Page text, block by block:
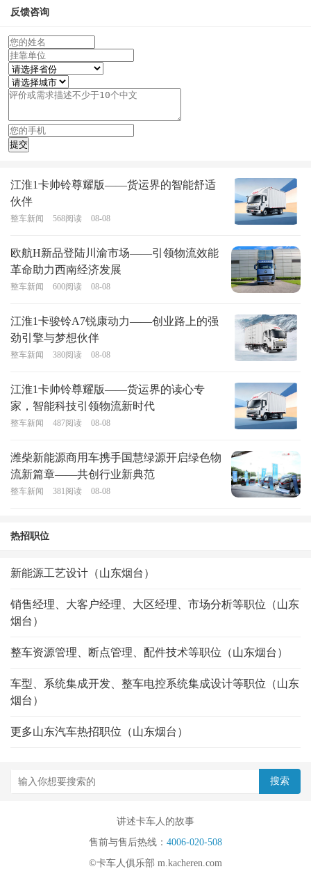
反馈咨询
江淮1卡帅铃尊耀版——货运界的智能舒适
伙伴
整车新闻 568阅读 08-08
欧航H新品登陆川渝市场——引领物流效能
革命助力西南经济发展
整车新闻 600阅读 08-08
江淮1卡骏铃A7锐康动力——创业路上的强
劲引擎与梦想伙伴
整车新闻 380阅读 08-08
江淮1卡帅铃尊耀版——货运界的读心专
家，智能科技引领物流新时代
整车新闻 487阅读 08-08
潍柴新能源商用车携手国慧绿源开启绿色物
流新篇章——共创行业新典范
整车新闻 381阅读 08-08
热招职位
新能源工艺设计（山东烟台）
销售经理、大客户经理、大区经理、市场分析等职位（山东
烟台）
整车资源管理、断点管理、配件技术等职位（山东烟台）
车型、系统集成开发、整车电控系统集成设计等职位（山东
烟台）
更多山东汽车热招职位（山东烟台）
讲述卡车人的故事
售前与售后热线： 4006-020-508
©卡车人俱乐部 m.kacheren.com